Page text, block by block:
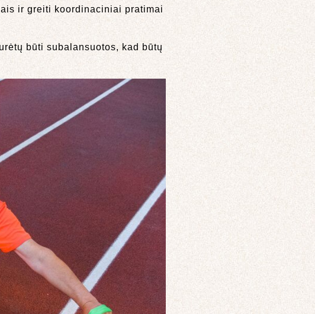
ir greiti koordinaciniai pratimai
būti subalansuotos, kad būtų